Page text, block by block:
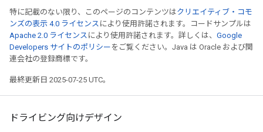
特に記載のない限り、このページのコンテンツはクリエイティブ・コモ
ンズの表示 4.0 ライセンス により使用許諾されます。コードサンプルは
Apache 2.0 ライセンス により使用許諾されます。詳しくは、 Google
Developers サイトのポリシー をご覧ください。Java は Oracle および関
連会社の登録商標です。
最終更新日 2025-07-25 UTC。
ドライビング向けデザイン